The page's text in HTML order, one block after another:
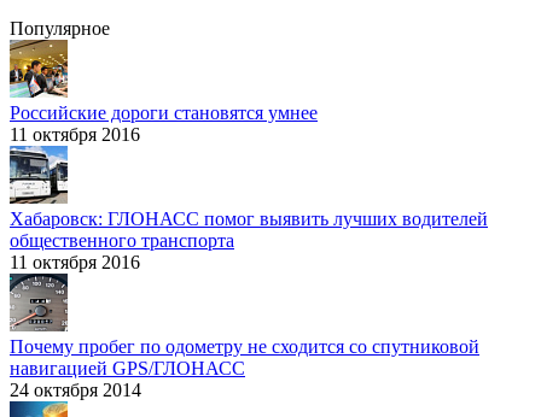
Популярное
Российские дороги становятся умнее
11 октября 2016
Хабаровск: ГЛОНАСС помог выявить лучших водителей
общественного транспорта
11 октября 2016
Почему пробег по одометру не сходится со спутниковой
навигацией GPS/ГЛОНАСС
24 октября 2014